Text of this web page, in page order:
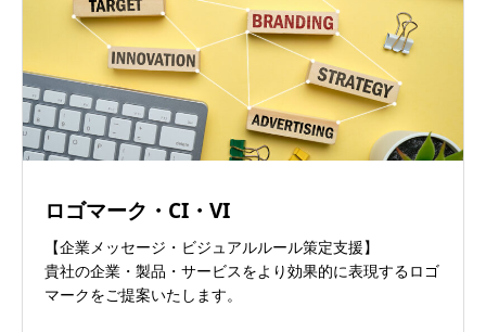
ロゴマーク・CI・VI
【企業メッセージ・ビジュアルルール策定支援】
貴社の企業・製品・サービスをより効果的に表現するロゴ
マークをご提案いたします。